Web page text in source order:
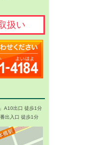
扱い
A10出口 徒歩1分
出入口 徒歩1分